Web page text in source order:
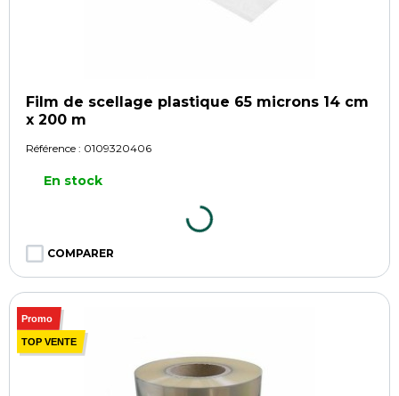
Film de scellage plastique 65 microns 14 cm
x 200 m
Référence : 0109320406
En stock
COMPARER
Promo
TOP VENTE